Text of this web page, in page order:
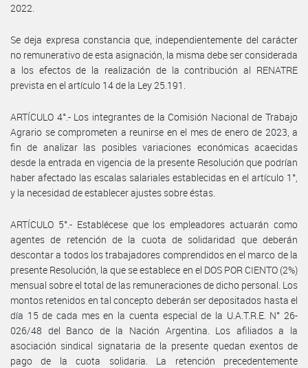
2022.
Se deja expresa constancia que, independientemente del carácter
no remunerativo de esta asignación, la misma debe ser considerada
a los efectos de la realización de la contribución al RENATRE
prevista en el artículo 14 de la Ley 25.191.
ARTÍCULO 4°.- Los integrantes de la Comisión Nacional de Trabajo
Agrario se comprometen a reunirse en el mes de enero de 2023, a
fin de analizar las posibles variaciones económicas acaecidas
desde la entrada en vigencia de la presente Resolución que podrían
haber afectado las escalas salariales establecidas en el artículo 1°,
y la necesidad de establecer ajustes sobre éstas.
ARTÍCULO 5°.- Establécese que los empleadores actuarán como
agentes de retención de la cuota de solidaridad que deberán
descontar a todos los trabajadores comprendidos en el marco de la
presente Resolución, la que se establece en el DOS POR CIENTO (2%)
mensual sobre el total de las remuneraciones de dicho personal. Los
montos retenidos en tal concepto deberán ser depositados hasta el
día 15 de cada mes en la cuenta especial de la U.A.T.R.E. N° 26-
026/48 del Banco de la Nación Argentina. Los afiliados a la
asociación sindical signataria de la presente quedan exentos de
pago de la cuota solidaria. La retención precedentemente